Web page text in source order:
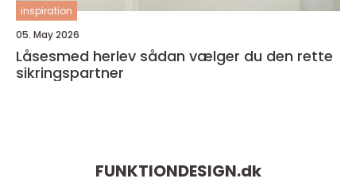
inspiration
05. May 2026
Låsesmed herlev sådan vælger du den rette
sikringspartner
FUNKTIONDESIGN.dk